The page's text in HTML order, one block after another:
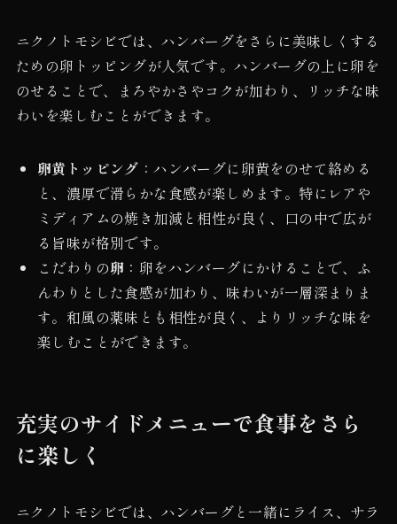
ニクノトモシビでは、ハンバーグをさらに美味しくする
ための卵トッピングが人気です。ハンバーグの上に卵を
のせることで、まろやかさやコクが加わり、リッチな味
わいを楽しむことができます。
卵黄トッピング ：ハンバーグに卵黄をのせて絡める
と、濃厚で滑らかな食感が楽しめます。特にレアや
ミディアムの焼き加減と相性が良く、口の中で広が
る旨味が格別です。
こだわりの卵 ：卵をハンバーグにかけることで、ふ
んわりとした食感が加わり、味わいが一層深まりま
す。和風の薬味とも相性が良く、よりリッチな味を
楽しむことができます。
充実のサイドメニューで食事をさら
に楽しく
ニクノトモシビでは、ハンバーグと一緒にライス、サラ